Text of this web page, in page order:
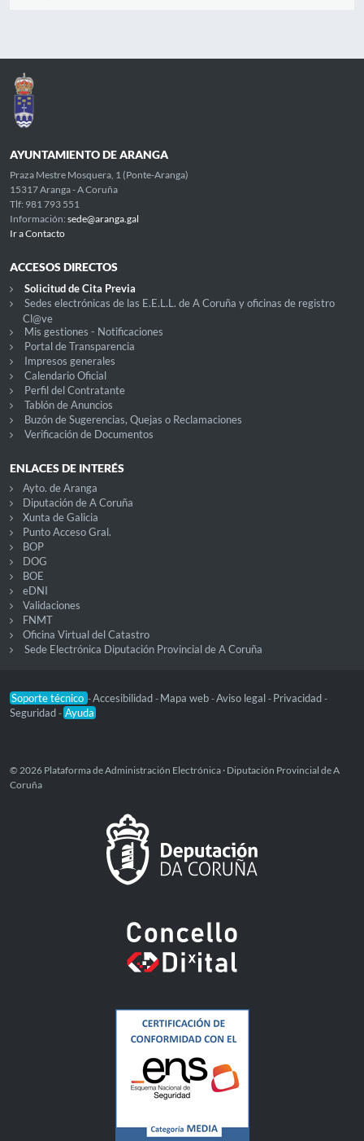
AYUNTAMIENTO DE ARANGA
Praza Mestre Mosquera, 1 (Ponte-Aranga)
15317 Aranga - A Coruña
Tlf: 981 793 551
Información: sede@aranga.gal
Ir a Contacto
ACCESOS DIRECTOS
Solicitud de Cita Previa
Sedes electrónicas de las E.E.L.L. de A Coruña y oficinas de registro
Cl@ve
Mis gestiones - Notificaciones
Portal de Transparencia
Impresos generales
Calendario Oficial
Perfil del Contratante
Tablón de Anuncios
Buzón de Sugerencias, Quejas o Reclamaciones
Verificación de Documentos
ENLACES DE INTERÉS
Ayto. de Aranga
Diputación de A Coruña
Xunta de Galicia
Punto Acceso Gral.
BOP
DOG
BOE
eDNI
Validaciones
FNMT
Oficina Virtual del Catastro
Sede Electrónica Diputación Provincial de A Coruña
Soporte técnico -Accesibilidad - Mapa web -Aviso legal - Privacidad -
Seguridad - Ayuda
© 2026 Plataforma de Administración Electrónica · Diputación Provincial de A
Coruña